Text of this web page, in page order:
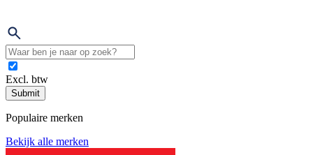
Excl. btw
Submit
Populaire merken
Bekijk alle merken